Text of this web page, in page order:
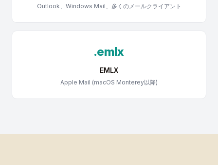
Outlook、Windows Mail、多くのメールクライアント
.emlx
EMLX
Apple Mail (macOS Monterey以降)